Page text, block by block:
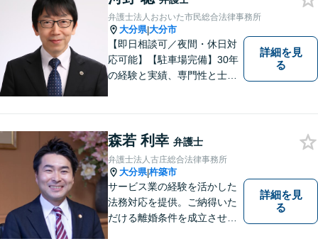
弁護士法人おおいた市民総合法律事務所
大分県|大分市
【即日相談可／夜間・休日対
応可能】【駐車場完備】30年
の経験と実績、専門性と士業
ニーズに応えます。常に市民
に身近で親しみやすい弁護士
であり続けます。
詳細を見
る
森若 利幸 弁護士
弁護士法人古庄総合法律事務所
大分県|杵築市
サービス業の経験を活かした
法務対応を提供。ご納得いた
だける離婚条件を成立させる
詳細を見
る